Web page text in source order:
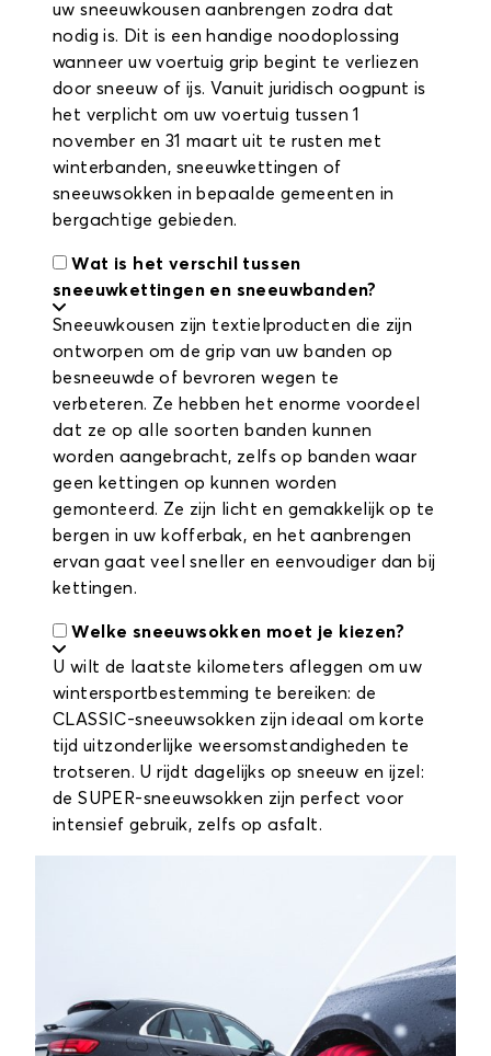
uw sneeuwkousen aanbrengen zodra dat
nodig is. Dit is een handige noodoplossing
wanneer uw voertuig grip begint te verliezen
door sneeuw of ijs. Vanuit juridisch oogpunt is
het verplicht om uw voertuig tussen 1
november en 31 maart uit te rusten met
winterbanden, sneeuwkettingen of
sneeuwsokken in bepaalde gemeenten in
bergachtige gebieden.
Wat is het verschil tussen
sneeuwkettingen en sneeuwbanden?
Sneeuwkousen zijn textielproducten die zijn
ontworpen om de grip van uw banden op
besneeuwde of bevroren wegen te
verbeteren. Ze hebben het enorme voordeel
dat ze op alle soorten banden kunnen
worden aangebracht, zelfs op banden waar
geen kettingen op kunnen worden
gemonteerd. Ze zijn licht en gemakkelijk op te
bergen in uw kofferbak, en het aanbrengen
ervan gaat veel sneller en eenvoudiger dan bij
kettingen.
Welke sneeuwsokken moet je kiezen?
U wilt de laatste kilometers afleggen om uw
wintersportbestemming te bereiken: de
CLASSIC-sneeuwsokken zijn ideaal om korte
tijd uitzonderlijke weersomstandigheden te
trotseren. U rijdt dagelijks op sneeuw en ijzel:
de SUPER-sneeuwsokken zijn perfect voor
intensief gebruik, zelfs op asfalt.